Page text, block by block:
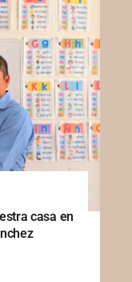
casa en